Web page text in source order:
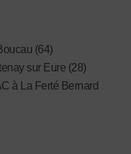
(64)
sur Eure (28)
à La Ferté Bernard